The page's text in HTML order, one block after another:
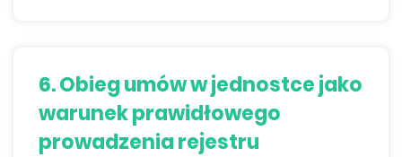
6. Obieg umów w jednostce jako
warunek prawidłowego
prowadzenia rejestru